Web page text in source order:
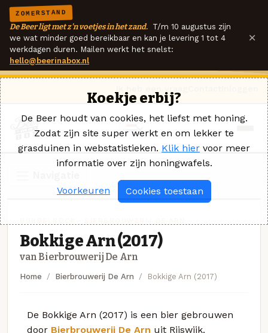
ZOMERSTAND
De Beer ligt met z'n voetjes in het zand. T/m 10 augustus zijn
we wat minder goed bereikbaar en kan je levering 1 tot 4
werkdagen duren. Mailen werkt het snelst:
hello@beerinabox.nl
×
Bokkige Arn (2017)
van Bierbrouwerij De Arn
Home Bierbrouwerij De Arn Bokkige Arn (2017)
De Bokkige Arn (2017) is een bier gebrouwen
door Bierbrouwerij De Arn uit Rijswijk.
Koekje erbij?
De Beer houdt van cookies, het liefst met honing.
Zodat zijn site super werkt en om lekker te
grasduinen in webstatistieken. Klik hier voor meer
informatie over zijn honingwafels.
Voorkeuren Cookies toestaan